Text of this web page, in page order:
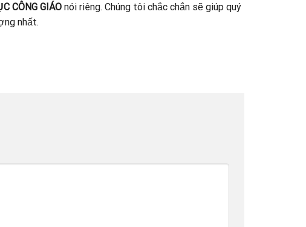
CÔNG GIÁO nói riêng. Chúng tôi chắc chắn sẽ giúp quý
nhất.